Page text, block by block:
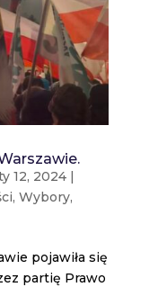
12, 2024|
, Wybory,
pojawiła się
partię Prawo